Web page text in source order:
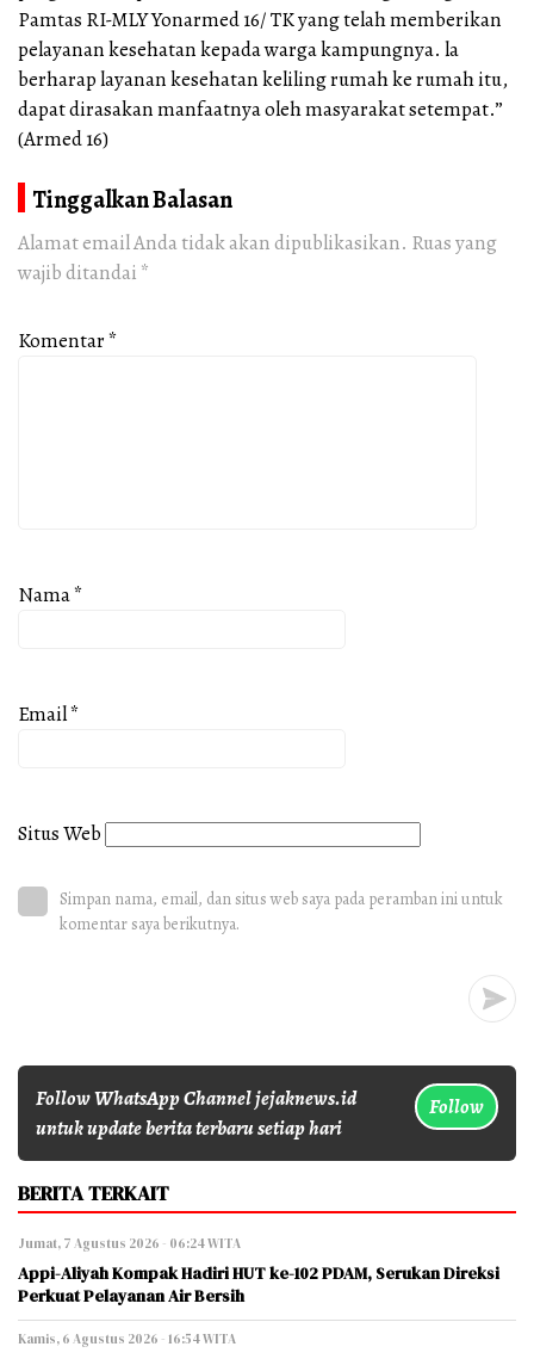
Pamtas RI-MLY Yonarmed 16/ TK yang telah memberikan
pelayanan kesehatan kepada warga kampungnya. la
berharap layanan kesehatan keliling rumah ke rumah itu,
dapat dirasakan manfaatnya oleh masyarakat setempat.”
(Armed 16)
Tinggalkan Balasan
Alamat email Anda tidak akan dipublikasikan. Ruas yang
wajib ditandai *
Komentar*
Nama*
Email*
Situs Web
Simpan nama, email, dan situs web saya pada peramban ini untuk
komentar saya berikutnya.
Follow WhatsApp Channel jejaknews.id
untuk update berita terbaru setiap hari
Follow
BERITA TERKAIT
Jumat, 7 Agustus 2026 - 06:24 WITA
Appi-Aliyah Kompak Hadiri HUT ke-102 PDAM, Serukan Direksi
Perkuat Pelayanan Air Bersih
Kamis, 6 Agustus 2026 - 16:54 WITA